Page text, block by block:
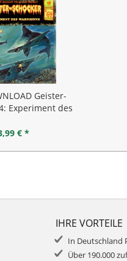
Geister-
Experiment des
€ *
IHRE VORTEILE
In Deutschland
Über 190.000